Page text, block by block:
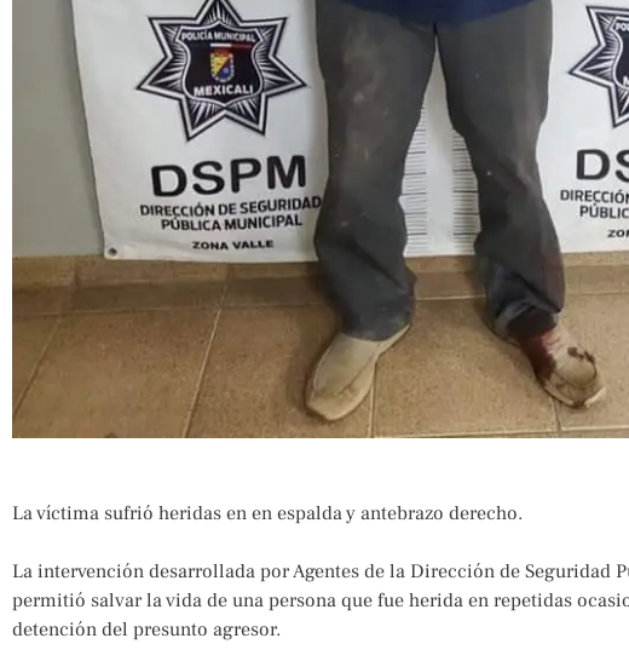
La víctima sufrió heridas en en espalda y antebrazo derecho.
La intervención desarrollada por Agentes de la Dirección de Seguridad
permitió salvar la vida de una persona que fue herida en repetidas
detención del presunto agresor.